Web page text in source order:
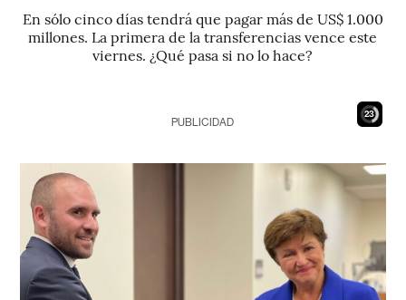
En sólo cinco días tendrá que pagar más de US$ 1.000
millones. La primera de la transferencias vence este
viernes. ¿Qué pasa si no lo hace?
21
PUBLICIDAD